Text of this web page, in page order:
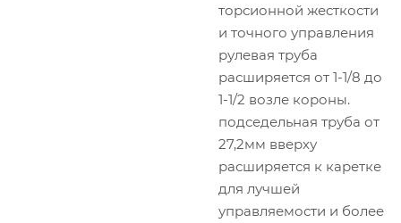
торсионной жесткости
и точного управления
рулевая труба
расширяется от 1-1/8 до
1-1/2 возле короны.
подседельная труба от
27,2мм вверху
расширяется к каретке
для лучшей
управляемости и более